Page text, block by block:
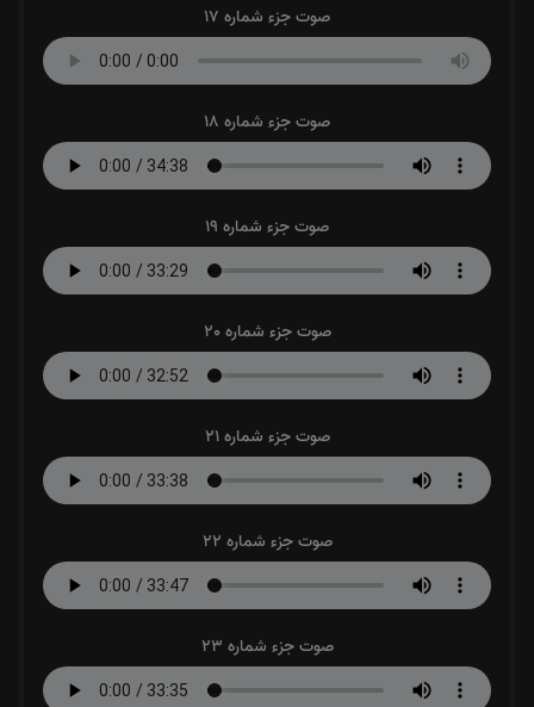
صوت جزء شماره 17
صوت جزء شماره 18
صوت جزء شماره 19
صوت جزء شماره 20
صوت جزء شماره 21
صوت جزء شماره 22
صوت جزء شماره 23